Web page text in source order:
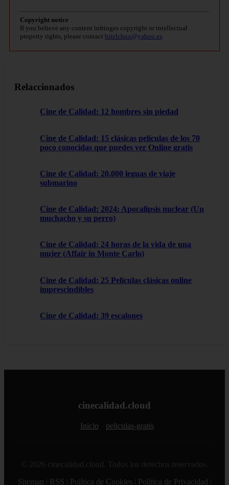
Copyright notice
If you believe any content infringes copyright or intellectual
property rights, please contact bitelchux@yahoo.es
Relaccionados
Cine de Calidad: 12 hombres sin piedad
Cine de Calidad: 15 clásicas películas de los 70
poco conocidas que puedes ver Online gratis
Cine de Calidad: 20.000 leguas de viaje
submarino
Cine de Calidad: 2024: Apocalipsis nuclear (Un
muchacho y su perro)
Cine de Calidad: 24 horas de la vida de una
mujer (Affair in Monte Carlo)
Cine de Calidad: 25 Películas clásicas online
imprescindibles
Cine de Calidad: 39 escalones
cinecalidad.cloud
Inicio peliculas-gratis
© 2026 cinecalidad.cloud. Todos los derechos reservados.
Sitemap
RSS Política de Cookies Política de Privacidad